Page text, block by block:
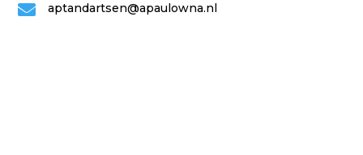
 aptandartsen@apaulowna.nl